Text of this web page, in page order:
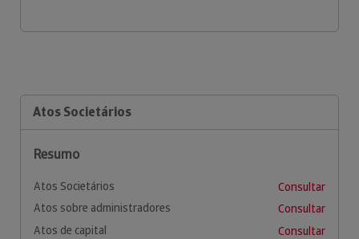
Atos Societários
Resumo
Atos Societários
Consultar
Atos sobre administradores
Consultar
Atos de capital
Consultar